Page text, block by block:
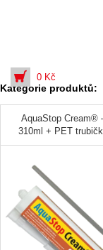
Kategorie produktů:
Krémová injektáž a
0 Kč
AquaStop Cream®
310ml + PET